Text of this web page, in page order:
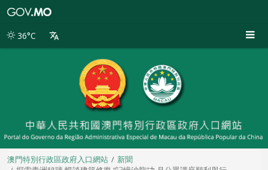
別
36°C
澳門特別行政區政府入口網站
新聞